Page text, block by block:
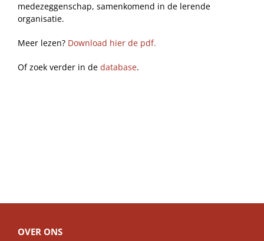
medezeggenschap, samenkomend in de lerende
organisatie.
Meer lezen? Download hier de pdf.
Of zoek verder in de database.
OVER ONS